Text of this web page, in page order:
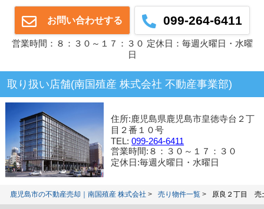
お問い合わせする 099-264-6411
営業時間：８：３０～１７：３０ 定休日：毎週火曜日・水曜
日
取り扱い店舗(南国殖産 株式会社 不動産事業部)
住所:鹿児島県鹿児島市皇徳寺台２丁
目２番１０号
TEL:099-264-6411
営業時間:８：３０～１７：３０
定休日:毎週火曜日・水曜日
鹿児島市の不動産売却｜南国殖産 株式会社 売り物件一覧 原良２丁目 売